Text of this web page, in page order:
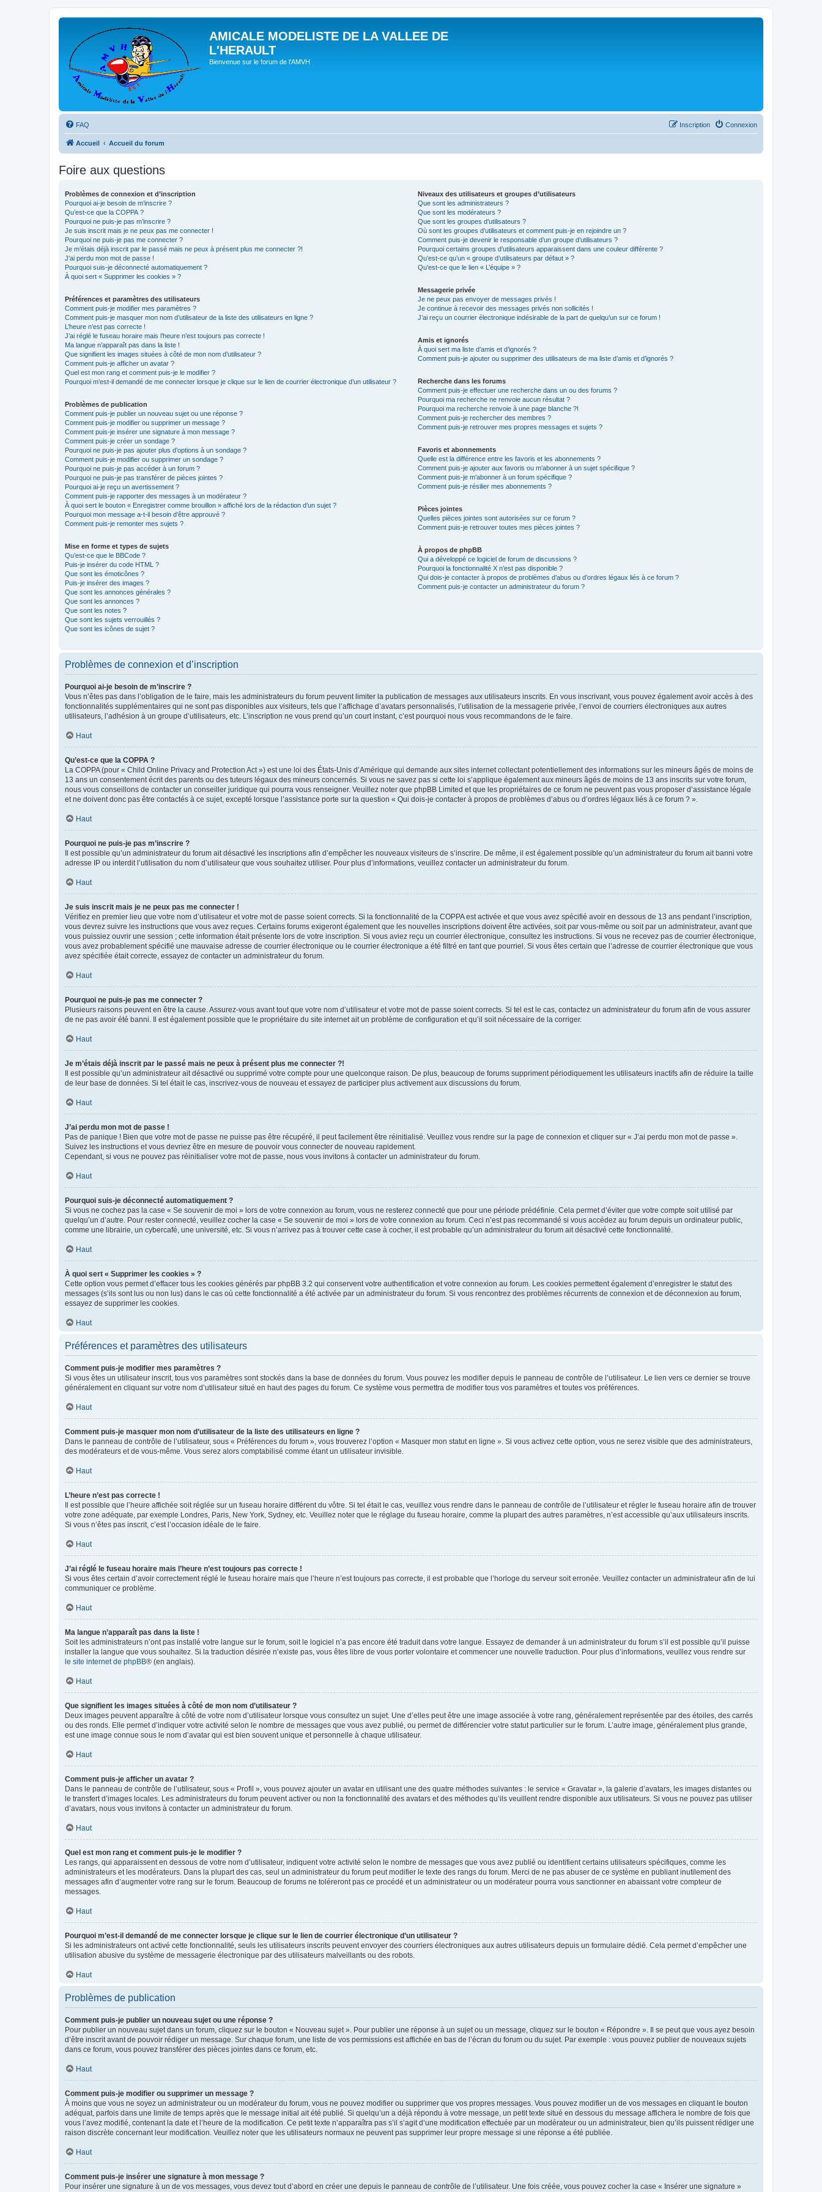
AMICALE MODELISTE DE LA VALLEE DE
L'HERAULT
Bienvenue sur le forum de l'AMVH
FAQ Connexion
Inscription
Accueil Accueil du forum
Foire aux questions
Problèmes de connexion et d’inscription
Pourquoi ai-je besoin de m’inscrire ?
Qu’est-ce que la COPPA ?
Pourquoi ne puis-je pas m’inscrire ?
Je suis inscrit mais je ne peux pas me connecter !
Pourquoi ne puis-je pas me connecter ?
Je m’étais déjà inscrit par le passé mais ne peux à présent plus me connecter ?!
J’ai perdu mon mot de passe !
Pourquoi suis-je déconnecté automatiquement ?
À quoi sert « Supprimer les cookies » ?
Préférences et paramètres des utilisateurs
Comment puis-je modifier mes paramètres ?
Comment puis-je masquer mon nom d’utilisateur de la liste des utilisateurs en ligne ?
L’heure n’est pas correcte !
J’ai réglé le fuseau horaire mais l’heure n’est toujours pas correcte !
Ma langue n’apparaît pas dans la liste !
Que signifient les images situées à côté de mon nom d’utilisateur ?
Comment puis-je afficher un avatar ?
Quel est mon rang et comment puis-je le modifier ?
Pourquoi m’est-il demandé de me connecter lorsque je clique sur le lien de courrier électronique d’un utilisateur ?
Problèmes de publication
Comment puis-je publier un nouveau sujet ou une réponse ?
Comment puis-je modifier ou supprimer un message ?
Comment puis-je insérer une signature à mon message ?
Comment puis-je créer un sondage ?
Pourquoi ne puis-je pas ajouter plus d’options à un sondage ?
Comment puis-je modifier ou supprimer un sondage ?
Pourquoi ne puis-je pas accéder à un forum ?
Pourquoi ne puis-je pas transférer de pièces jointes ?
Pourquoi ai-je reçu un avertissement ?
Comment puis-je rapporter des messages à un modérateur ?
À quoi sert le bouton « Enregistrer comme brouillon » affiché lors de la rédaction d’un sujet ?
Pourquoi mon message a-t-il besoin d’être approuvé ?
Comment puis-je remonter mes sujets ?
Mise en forme et types de sujets
Qu’est-ce que le BBCode ?
Puis-je insérer du code HTML ?
Que sont les émoticônes ?
Puis-je insérer des images ?
Que sont les annonces générales ?
Que sont les annonces ?
Que sont les notes ?
Que sont les sujets verrouillés ?
Que sont les icônes de sujet ?
Niveaux des utilisateurs et groupes d’utilisateurs
Que sont les administrateurs ?
Que sont les modérateurs ?
Que sont les groupes d’utilisateurs ?
Où sont les groupes d’utilisateurs et comment puis-je en rejoindre un ?
Comment puis-je devenir le responsable d’un groupe d’utilisateurs ?
Pourquoi certains groupes d’utilisateurs apparaissent dans une couleur différente ?
Qu’est-ce qu’un « groupe d’utilisateurs par défaut » ?
Qu’est-ce que le lien « L’équipe » ?
Messagerie privée
Je ne peux pas envoyer de messages privés !
Je continue à recevoir des messages privés non sollicités !
J’ai reçu un courrier électronique indésirable de la part de quelqu’un sur ce forum !
Amis et ignorés
À quoi sert ma liste d’amis et d’ignorés ?
Comment puis-je ajouter ou supprimer des utilisateurs de ma liste d’amis et d’ignorés ?
Recherche dans les forums
Comment puis-je effectuer une recherche dans un ou des forums ?
Pourquoi ma recherche ne renvoie aucun résultat ?
Pourquoi ma recherche renvoie à une page blanche ?!
Comment puis-je rechercher des membres ?
Comment puis-je retrouver mes propres messages et sujets ?
Favoris et abonnements
Quelle est la différence entre les favoris et les abonnements ?
Comment puis-je ajouter aux favoris ou m’abonner à un sujet spécifique ?
Comment puis-je m’abonner à un forum spécifique ?
Comment puis-je résilier mes abonnements ?
Pièces jointes
Quelles pièces jointes sont autorisées sur ce forum ?
Comment puis-je retrouver toutes mes pièces jointes ?
À propos de phpBB
Qui a développé ce logiciel de forum de discussions ?
Pourquoi la fonctionnalité X n’est pas disponible ?
Qui dois-je contacter à propos de problèmes d’abus ou d’ordres légaux liés à ce forum ?
Comment puis-je contacter un administrateur du forum ?
Problèmes de connexion et d’inscription
Pourquoi ai-je besoin de m’inscrire ?
Vous n’êtes pas dans l’obligation de le faire, mais les administrateurs du forum peuvent limiter la publication de messages aux utilisateurs inscrits. En vous inscrivant, vous pouvez également avoir accès à des
fonctionnalités supplémentaires qui ne sont pas disponibles aux visiteurs, tels que l’affichage d’avatars personnalisés, l’utilisation de la messagerie privée, l’envoi de courriers électroniques aux autres
utilisateurs, l’adhésion à un groupe d’utilisateurs, etc. L’inscription ne vous prend qu’un court instant, c’est pourquoi nous vous recommandons de le faire.
Haut
Qu’est-ce que la COPPA ?
La COPPA (pour « Child Online Privacy and Protection Act ») est une loi des États-Unis d’Amérique qui demande aux sites internet collectant potentiellement des informations sur les mineurs âgés de moins de
13 ans un consentement écrit des parents ou des tuteurs légaux des mineurs concernés. Si vous ne savez pas si cette loi s’applique également aux mineurs âgés de moins de 13 ans inscrits sur votre forum,
nous vous conseillons de contacter un conseiller juridique qui pourra vous renseigner. Veuillez noter que phpBB Limited et que les propriétaires de ce forum ne peuvent pas vous proposer d’assistance légale
et ne doivent donc pas être contactés à ce sujet, excepté lorsque l’assistance porte sur la question « Qui dois-je contacter à propos de problèmes d’abus ou d’ordres légaux liés à ce forum ? ».
Haut
Pourquoi ne puis-je pas m’inscrire ?
Il est possible qu’un administrateur du forum ait désactivé les inscriptions afin d’empêcher les nouveaux visiteurs de s’inscrire. De même, il est également possible qu’un administrateur du forum ait banni votre
adresse IP ou interdit l’utilisation du nom d’utilisateur que vous souhaitez utiliser. Pour plus d’informations, veuillez contacter un administrateur du forum.
Haut
Je suis inscrit mais je ne peux pas me connecter !
Vérifiez en premier lieu que votre nom d’utilisateur et votre mot de passe soient corrects. Si la fonctionnalité de la COPPA est activée et que vous avez spécifié avoir en dessous de 13 ans pendant l’inscription,
vous devrez suivre les instructions que vous avez reçues. Certains forums exigeront également que les nouvelles inscriptions doivent être activées, soit par vous-même ou soit par un administrateur, avant que
vous puissiez ouvrir une session ; cette information était présente lors de votre inscription. Si vous aviez reçu un courrier électronique, consultez les instructions. Si vous ne recevez pas de courrier électronique,
vous avez probablement spécifié une mauvaise adresse de courrier électronique ou le courrier électronique a été filtré en tant que pourriel. Si vous êtes certain que l’adresse de courrier électronique que vous
avez spécifiée était correcte, essayez de contacter un administrateur du forum.
Haut
Pourquoi ne puis-je pas me connecter ?
Plusieurs raisons peuvent en être la cause. Assurez-vous avant tout que votre nom d’utilisateur et votre mot de passe soient corrects. Si tel est le cas, contactez un administrateur du forum afin de vous assurer
de ne pas avoir été banni. Il est également possible que le propriétaire du site internet ait un problème de configuration et qu’il soit nécessaire de la corriger.
Haut
Je m’étais déjà inscrit par le passé mais ne peux à présent plus me connecter ?!
Il est possible qu’un administrateur ait désactivé ou supprimé votre compte pour une quelconque raison. De plus, beaucoup de forums suppriment périodiquement les utilisateurs inactifs afin de réduire la taille
de leur base de données. Si tel était le cas, inscrivez-vous de nouveau et essayez de participer plus activement aux discussions du forum.
Haut
J’ai perdu mon mot de passe !
Pas de panique ! Bien que votre mot de passe ne puisse pas être récupéré, il peut facilement être réinitialisé. Veuillez vous rendre sur la page de connexion et cliquer sur « J’ai perdu mon mot de passe ».
Suivez les instructions et vous devriez être en mesure de pouvoir vous connecter de nouveau rapidement.
Cependant, si vous ne pouvez pas réinitialiser votre mot de passe, nous vous invitons à contacter un administrateur du forum.
Haut
Pourquoi suis-je déconnecté automatiquement ?
Si vous ne cochez pas la case « Se souvenir de moi » lors de votre connexion au forum, vous ne resterez connecté que pour une période prédéfinie. Cela permet d’éviter que votre compte soit utilisé par
quelqu’un d’autre. Pour rester connecté, veuillez cocher la case « Se souvenir de moi » lors de votre connexion au forum. Ceci n’est pas recommandé si vous accédez au forum depuis un ordinateur public,
comme une librairie, un cybercafé, une université, etc. Si vous n’arrivez pas à trouver cette case à cocher, il est probable qu’un administrateur du forum ait désactivé cette fonctionnalité.
Haut
À quoi sert « Supprimer les cookies » ?
Cette option vous permet d’effacer tous les cookies générés par phpBB 3.2 qui conservent votre authentification et votre connexion au forum. Les cookies permettent également d’enregistrer le statut des
messages (s’ils sont lus ou non lus) dans le cas où cette fonctionnalité a été activée par un administrateur du forum. Si vous rencontrez des problèmes récurrents de connexion et de déconnexion au forum,
essayez de supprimer les cookies.
Haut
Préférences et paramètres des utilisateurs
Comment puis-je modifier mes paramètres ?
Si vous êtes un utilisateur inscrit, tous vos paramètres sont stockés dans la base de données du forum. Vous pouvez les modifier depuis le panneau de contrôle de l’utilisateur. Le lien vers ce dernier se trouve
généralement en cliquant sur votre nom d’utilisateur situé en haut des pages du forum. Ce système vous permettra de modifier tous vos paramètres et toutes vos préférences.
Haut
Comment puis-je masquer mon nom d’utilisateur de la liste des utilisateurs en ligne ?
Dans le panneau de contrôle de l’utilisateur, sous « Préférences du forum », vous trouverez l’option « Masquer mon statut en ligne ». Si vous activez cette option, vous ne serez visible que des administrateurs,
des modérateurs et de vous-même. Vous serez alors comptabilisé comme étant un utilisateur invisible.
Haut
L’heure n’est pas correcte !
Il est possible que l’heure affichée soit réglée sur un fuseau horaire différent du vôtre. Si tel était le cas, veuillez vous rendre dans le panneau de contrôle de l’utilisateur et régler le fuseau horaire afin de trouver
votre zone adéquate, par exemple Londres, Paris, New York, Sydney, etc. Veuillez noter que le réglage du fuseau horaire, comme la plupart des autres paramètres, n’est accessible qu’aux utilisateurs inscrits.
Si vous n’êtes pas inscrit, c’est l’occasion idéale de le faire.
Haut
J’ai réglé le fuseau horaire mais l’heure n’est toujours pas correcte !
Si vous êtes certain d’avoir correctement réglé le fuseau horaire mais que l’heure n’est toujours pas correcte, il est probable que l’horloge du serveur soit erronée. Veuillez contacter un administrateur afin de lui
communiquer ce problème.
Haut
Ma langue n’apparaît pas dans la liste !
Soit les administrateurs n’ont pas installé votre langue sur le forum, soit le logiciel n’a pas encore été traduit dans votre langue. Essayez de demander à un administrateur du forum s’il est possible qu’il puisse
installer la langue que vous souhaitez. Si la traduction désirée n’existe pas, vous êtes libre de vous porter volontaire et commencer une nouvelle traduction. Pour plus d’informations, veuillez vous rendre sur
le site internet de phpBB® (en anglais).
Haut
Que signifient les images situées à côté de mon nom d’utilisateur ?
Deux images peuvent apparaître à côté de votre nom d’utilisateur lorsque vous consultez un sujet. Une d’elles peut être une image associée à votre rang, généralement représentée par des étoiles, des carrés
ou des ronds. Elle permet d’indiquer votre activité selon le nombre de messages que vous avez publié, ou permet de différencier votre statut particulier sur le forum. L’autre image, généralement plus grande,
est une image connue sous le nom d’avatar qui est bien souvent unique et personnelle à chaque utilisateur.
Haut
Comment puis-je afficher un avatar ?
Dans le panneau de contrôle de l’utilisateur, sous « Profil », vous pouvez ajouter un avatar en utilisant une des quatre méthodes suivantes : le service « Gravatar », la galerie d’avatars, les images distantes ou
le transfert d’images locales. Les administrateurs du forum peuvent activer ou non la fonctionnalité des avatars et des méthodes qu’ils veuillent rendre disponible aux utilisateurs. Si vous ne pouvez pas utiliser
d’avatars, nous vous invitons à contacter un administrateur du forum.
Haut
Quel est mon rang et comment puis-je le modifier ?
Les rangs, qui apparaissent en dessous de votre nom d’utilisateur, indiquent votre activité selon le nombre de messages que vous avez publié ou identifient certains utilisateurs spécifiques, comme les
administrateurs et les modérateurs. Dans la plupart des cas, seul un administrateur du forum peut modifier le texte des rangs du forum. Merci de ne pas abuser de ce système en publiant inutilement des
messages afin d’augmenter votre rang sur le forum. Beaucoup de forums ne toléreront pas ce procédé et un administrateur ou un modérateur pourra vous sanctionner en abaissant votre compteur de
messages.
Haut
Pourquoi m’est-il demandé de me connecter lorsque je clique sur le lien de courrier électronique d’un utilisateur ?
Si les administrateurs ont activé cette fonctionnalité, seuls les utilisateurs inscrits peuvent envoyer des courriers électroniques aux autres utilisateurs depuis un formulaire dédié. Cela permet d’empêcher une
utilisation abusive du système de messagerie électronique par des utilisateurs malveillants ou des robots.
Haut
Problèmes de publication
Comment puis-je publier un nouveau sujet ou une réponse ?
Pour publier un nouveau sujet dans un forum, cliquez sur le bouton « Nouveau sujet ». Pour publier une réponse à un sujet ou un message, cliquez sur le bouton « Répondre ». Il se peut que vous ayez besoin
d’être inscrit avant de pouvoir rédiger un message. Sur chaque forum, une liste de vos permissions est affichée en bas de l’écran du forum ou du sujet. Par exemple : vous pouvez publier de nouveaux sujets
dans ce forum, vous pouvez transférer des pièces jointes dans ce forum, etc.
Haut
Comment puis-je modifier ou supprimer un message ?
À moins que vous ne soyez un administrateur ou un modérateur du forum, vous ne pouvez modifier ou supprimer que vos propres messages. Vous pouvez modifier un de vos messages en cliquant le bouton
adéquat, parfois dans une limite de temps après que le message initial ait été publié. Si quelqu’un a déjà répondu à votre message, un petit texte situé en dessous du message affichera le nombre de fois que
vous l’avez modifié, contenant la date et l’heure de la modification. Ce petit texte n’apparaîtra pas s’il s’agit d’une modification effectuée par un modérateur ou un administrateur, bien qu’ils puissent rédiger une
raison discrète concernant leur modification. Veuillez noter que les utilisateurs normaux ne peuvent pas supprimer leur propre message si une réponse a été publiée.
Haut
Comment puis-je insérer une signature à mon message ?
Pour insérer une signature à un de vos messages, vous devez tout d’abord en créer une depuis le panneau de contrôle de l’utilisateur. Une fois créée, vous pouvez cocher la case « Insérer une signature »